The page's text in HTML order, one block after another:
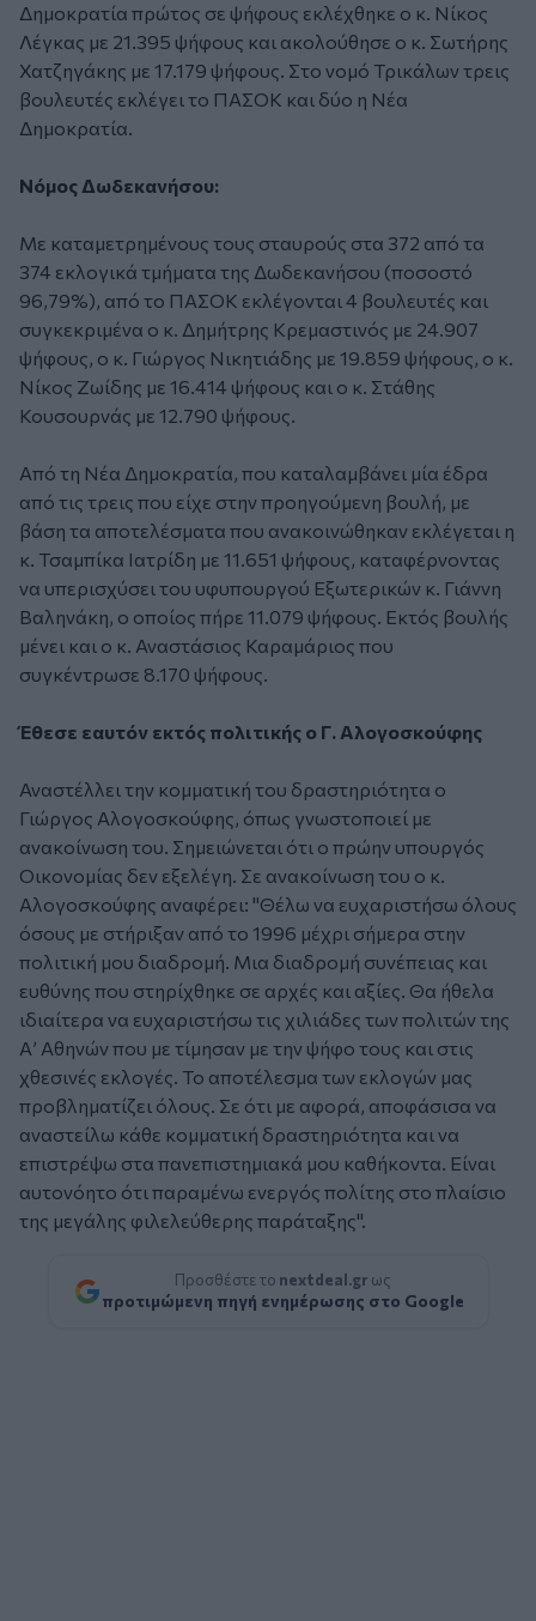
Δημοκρατία πρώτος σε ψήφους εκλέχθηκε ο κ. Νίκος
Λέγκας με 21.395 ψήφους και ακολούθησε ο κ. Σωτήρης
Χατζηγάκης με 17.179 ψήφους. Στο νομό Τρικάλων τρεις
βουλευτές εκλέγει το ΠΑΣΟΚ και δύο η Νέα
Δημοκρατία.
Νόμος Δωδεκανήσου:
Με καταμετρημένους τους σταυρούς στα 372 από τα
374 εκλογικά τμήματα της Δωδεκανήσου (ποσοστό
96,79%), από το ΠΑΣΟΚ εκλέγονται 4 βουλευτές και
συγκεκριμένα ο κ. Δημήτρης Κρεμαστινός με 24.907
ψήφους, ο κ. Γιώργος Νικητιάδης με 19.859 ψήφους, ο κ.
Νίκος Ζωίδης με 16.414 ψήφους και ο κ. Στάθης
Κουσουρνάς με 12.790 ψήφους.
Από τη Νέα Δημοκρατία, που καταλαμβάνει μία έδρα
από τις τρεις που είχε στην προηγούμενη βουλή, με
βάση τα αποτελέσματα που ανακοινώθηκαν εκλέγεται η
κ. Τσαμπίκα Ιατρίδη με 11.651 ψήφους, καταφέρνοντας
να υπερισχύσει του υφυπουργού Εξωτερικών κ. Γιάννη
Βαληνάκη, ο οποίος πήρε 11.079 ψήφους. Εκτός βουλής
μένει και ο κ. Αναστάσιος Καραμάριος που
συγκέντρωσε 8.170 ψήφους.
Έθεσε εαυτόν εκτός πολιτικής ο Γ. Αλογοσκούφης
Αναστέλλει την κομματική του δραστηριότητα ο
Γιώργος Αλογοσκούφης, όπως γνωστοποιεί με
ανακοίνωση του. Σημειώνεται ότι ο πρώην υπουργός
Οικονομίας δεν εξελέγη. Σε ανακοίνωση του ο κ.
Αλογοσκούφης αναφέρει: "Θέλω να ευχαριστήσω όλους
όσους με στήριξαν από το 1996 μέχρι σήμερα στην
πολιτική μου διαδρομή. Μια διαδρομή συνέπειας και
ευθύνης που στηρίχθηκε σε αρχές και αξίες. Θα ήθελα
ιδιαίτερα να ευχαριστήσω τις χιλιάδες των πολιτών της
Α’ Αθηνών που με τίμησαν με την ψήφο τους και στις
χθεσινές εκλογές. Το αποτέλεσμα των εκλογών μας
προβληματίζει όλους. Σε ότι με αφορά, αποφάσισα να
αναστείλω κάθε κομματική δραστηριότητα και να
επιστρέψω στα πανεπιστημιακά μου καθήκοντα. Είναι
αυτονόητο ότι παραμένω ενεργός πολίτης στο πλαίσιο
της μεγάλης φιλελεύθερης παράταξης".
Προσθέστε το nextdeal.gr ως
προτιμώμενη πηγή ενημέρωσης στο Google